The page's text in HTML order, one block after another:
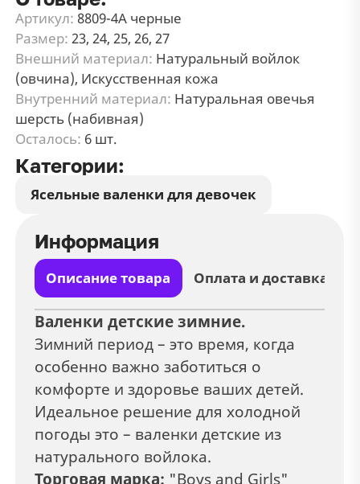
Артикул: 8809-4А черные
Размер: 23, 24, 25, 26, 27
Внешний материал: Натуральный войлок
(овчина), Искусственная кожа
Внутренний материал: Натуральная овечья
шерсть (набивная)
Осталось: 6 шт.
Категории:
Ясельные валенки для девочек
Информация
Описание товара Оплата и доставка
Валенки детские зимние.
Зимний период – это время, когда
особенно важно заботиться о
комфорте и здоровье ваших детей.
Идеальное решение для холодной
погоды это – валенки детские из
натурального войлока.
Торговая марка: "Boys and Girls"